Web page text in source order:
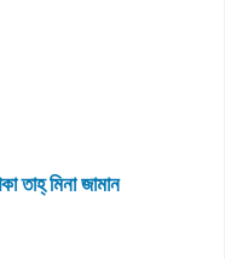
তাহ্ মিনা জামান